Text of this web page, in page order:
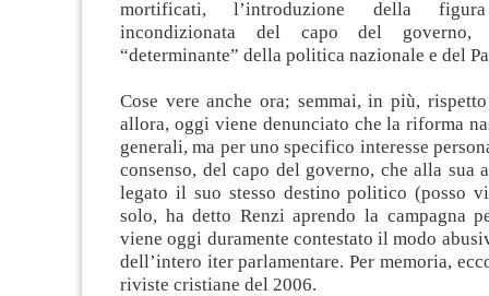
mortificati, l’introduzione della
incondizionata del capo del governo,
“determinante” della politica nazionale e del
Cose vere anche ora; semmai, in più,
allora, oggi viene denunciato che la riforma
generali, ma per uno specifico interesse
consenso, del capo del governo, che alla sua
legato il suo stesso destino politico (posso
solo, ha detto Renzi aprendo la campagna
viene oggi duramente contestato il modo
dell’intero iter parlamentare. Per memoria,
riviste cristiane del 2006.